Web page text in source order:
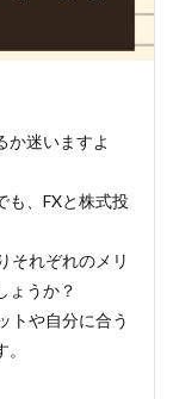
か迷いますよ
も、FXと株式投
それぞれのメリ
ょうか？
トや自分に合う